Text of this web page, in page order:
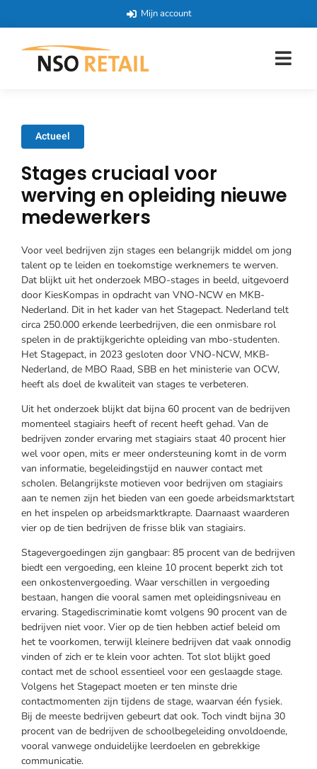
Mijn account
Actueel
Stages cruciaal voor
werving en opleiding nieuwe
medewerkers
Voor veel bedrijven zijn stages een belangrijk middel om jong
talent op te leiden en toekomstige werknemers te werven.
Dat blijkt uit het onderzoek MBO-stages in beeld, uitgevoerd
door KiesKompas in opdracht van VNO-NCW en MKB-
Nederland. Dit in het kader van het Stagepact. Nederland telt
circa 250.000 erkende leerbedrijven, die een onmisbare rol
spelen in de praktijkgerichte opleiding van mbo-studenten.
Het Stagepact, in 2023 gesloten door VNO-NCW, MKB-
Nederland, de MBO Raad, SBB en het ministerie van OCW,
heeft als doel de kwaliteit van stages te verbeteren.
Uit het onderzoek blijkt dat bijna 60 procent van de bedrijven
momenteel stagiairs heeft of recent heeft gehad. Van de
bedrijven zonder ervaring met stagiairs staat 40 procent hier
wel voor open, mits er meer ondersteuning komt in de vorm
van informatie, begeleidingstijd en nauwer contact met
scholen. Belangrijkste motieven voor bedrijven om stagiairs
aan te nemen zijn het bieden van een goede arbeidsmarktstart
en het inspelen op arbeidsmarktkrapte. Daarnaast waarderen
vier op de tien bedrijven de frisse blik van stagiairs.
Stagevergoedingen zijn gangbaar: 85 procent van de bedrijven
biedt een vergoeding, een kleine 10 procent beperkt zich tot
een onkostenvergoeding. Waar verschillen in vergoeding
bestaan, hangen die vooral samen met opleidingsniveau en
ervaring. Stagediscriminatie komt volgens 90 procent van de
bedrijven niet voor. Vier op de tien hebben actief beleid om
het te voorkomen, terwijl kleinere bedrijven dat vaak onnodig
vinden of zich er te klein voor achten. Tot slot blijkt goed
contact met de school essentieel voor een geslaagde stage.
Volgens het Stagepact moeten er ten minste drie
contactmomenten zijn tijdens de stage, waarvan één fysiek.
Bij de meeste bedrijven gebeurt dat ook. Toch vindt bijna 30
procent van de bedrijven de schoolbegeleiding onvoldoende,
vooral vanwege onduidelijke leerdoelen en gebrekkige
communicatie.